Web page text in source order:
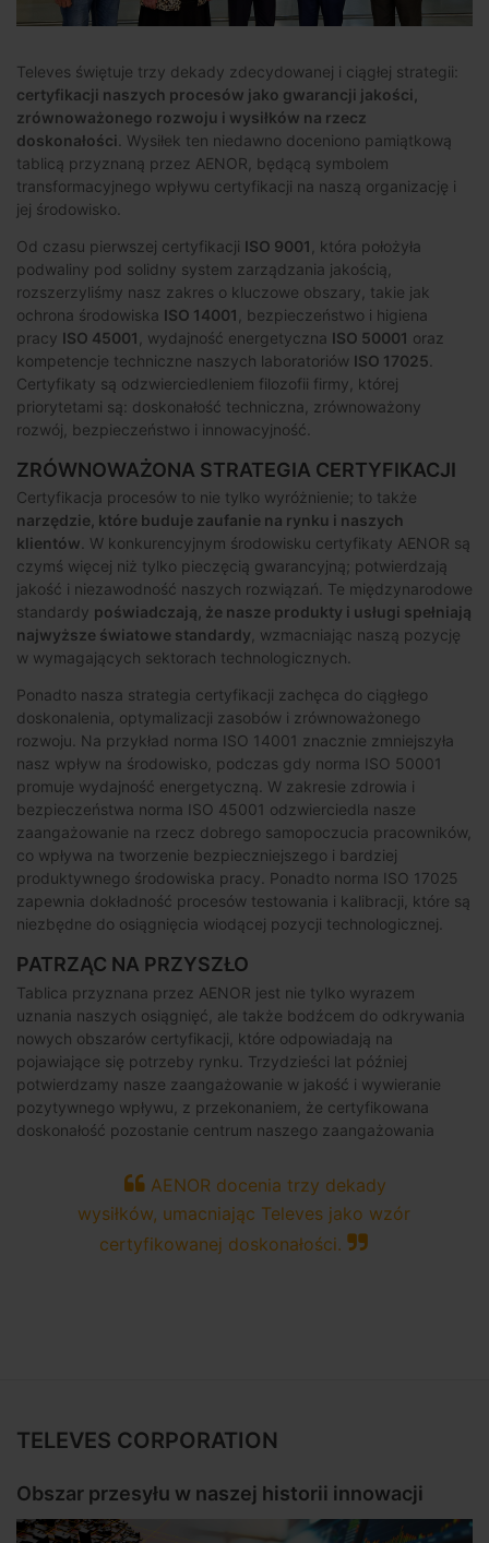
Televes świętuje trzy dekady zdecydowanej i ciągłej strategii:
certyfikacji naszych procesów jako gwarancji jakości,
zrównoważonego rozwoju i wysiłków na rzecz
doskonałości . Wysiłek ten niedawno doceniono pamiątkową
tablicą przyznaną przez AENOR, będącą symbolem
transformacyjnego wpływu certyfikacji na naszą organizację i
jej środowisko.
Od czasu pierwszej certyfikacji ISO 9001
, która położyła
podwaliny pod solidny system zarządzania jakością,
rozszerzyliśmy nasz zakres o kluczowe obszary, takie jak
ochrona środowiska ISO 14001
, bezpieczeństwo i higiena
pracy ISO 45001 , wydajność energetyczna ISO 50001 oraz
kompetencje techniczne naszych laboratoriów ISO 17025
Certyfikaty są odzwierciedleniem filozofii firmy, której
priorytetami są: doskonałość techniczna, zrównoważony
rozwój, bezpieczeństwo i innowacyjność.
ZRÓWNOWAŻONA STRATEGIA CERTYFIKACJI
Certyfikacja procesów to nie tylko wyróżnienie; to także
narzędzie, które buduje zaufanie na rynku i naszych
klientów. W konkurencyjnym środowisku certyfikaty AENOR są
czymś więcej niż tylko pieczęcią gwarancyjną; potwierdzają
jakość i niezawodność naszych rozwiązań. Te międzynarodowe
standardy poświadczają, że nasze produkty i usługi spełniają
najwyższe światowe standardy, wzmacniając naszą pozycję
w wymagających sektorach technologicznych.
Ponadto nasza strategia certyfikacji zachęca do ciągłego
doskonalenia, optymalizacji zasobów i zrównoważonego
rozwoju. Na przykład norma ISO 14001 znacznie zmniejszyła
nasz wpływ na środowisko, podczas gdy norma ISO 50001
promuje wydajność energetyczną. W zakresie zdrowia i
bezpieczeństwa norma ISO 45001 odzwierciedla nasze
zaangażowanie na rzecz dobrego samopoczucia pracowników,
co wpływa na tworzenie bezpieczniejszego i bardziej
produktywnego środowiska pracy. Ponadto norma ISO 17025
zapewnia dokładność procesów testowania i kalibracji, które są
niezbędne do osiągnięcia wiodącej pozycji technologicznej.
PATRZĄC NA PRZYSZŁO
Tablica przyznana przez AENOR jest nie tylko wyrazem
uznania naszych osiągnięć, ale także bodźcem do odkrywania
nowych obszarów certyfikacji, które odpowiadają na
pojawiające się potrzeby rynku. Trzydzieści lat później
potwierdzamy nasze zaangażowanie w jakość i wywieranie
pozytywnego wpływu, z przekonaniem, że certyfikowana
doskonałość pozostanie centrum naszego zaangażowania
AENOR docenia trzy dekady
wysiłków, umacniając Televes jako wzór
certyfikowanej doskonałości.
TELEVES CORPORATION
Obszar przesyłu w naszej historii innowacji